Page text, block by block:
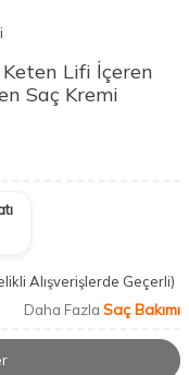
Lifi İçeren
Saç Kremi
Alışverişlerde Geçerli)
Daha Fazla Saç Bakımı